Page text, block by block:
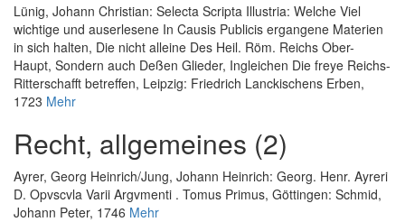
Lünig, Johann Christian: Selecta Scripta Illustria: Welche Viel
wichtige und auserlesene In Causis Publicis ergangene Materien
in sich halten, Die nicht alleine Des Heil. Röm. Reichs Ober-
Haupt, Sondern auch Deßen Glieder, Ingleichen Die freye Reichs-
Ritterschafft betreffen, Leipzig: Friedrich Lanckischens Erben,
1723 Mehr
Recht, allgemeines (2)
Ayrer, Georg Heinrich/Jung, Johann Heinrich: Georg. Henr. Ayreri
D. Opvscvla Varii Argvmenti . Tomus Primus, Göttingen: Schmid,
Johann Peter, 1746 Mehr